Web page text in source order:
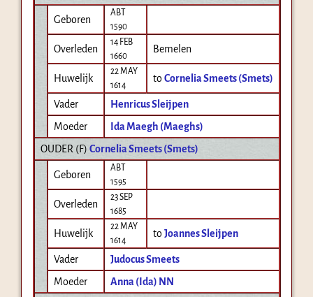
Geboren
ABT
1590
Overleden
14 FEB
1660
Bemelen
Huwelijk
22 MAY
1614
toCornelia Smeets (Smets)
Vader
Henricus Sleijpen
Moeder
Ida Maegh (Maeghs)
OUDER (F) Cornelia Smeets (Smets)
Geboren
ABT
1595
Overleden
23 SEP
1685
Huwelijk
22 MAY
1614
toJoannes Sleijpen
Vader
Judocus Smeets
Moeder
Anna (Ida) NN